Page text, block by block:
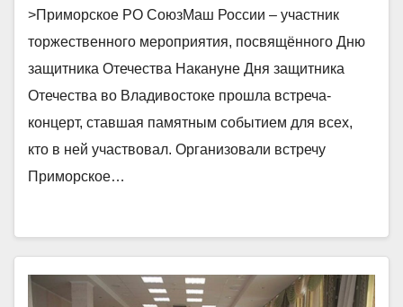
посвящённого Дню защитника
Отечества
>Приморское РО СоюзМаш России – участник
торжественного мероприятия, посвящённого Дню
защитника Отечества Накануне Дня защитника
Отечества во Владивостоке прошла встреча-
концерт, ставшая памятным событием для всех,
кто в ней участвовал. Организовали встречу
Приморское…